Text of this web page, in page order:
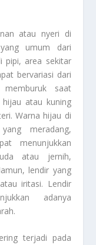
atau nyeri di
umum dari
pipi, area sekitar
bervariasi dari
saat
atau kuning
Warna hijau di
meradang,
menunjukkan
atau jernih,
lendir yang
iritasi. Lendir
adanya
terjadi pada